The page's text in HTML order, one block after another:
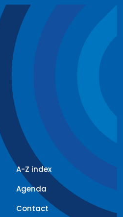
A-Z index
Agenda
Contact